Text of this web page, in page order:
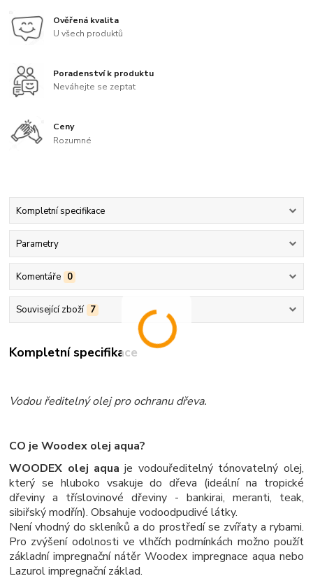
Ověřená kvalita
U všech produktů
Poradenství k produktu
Neváhejte se zeptat
Ceny
Rozumné
Kompletní specifikace
Parametry
Komentáře 0
Související zboží 7
Kompletní specifikace
Vodou ředitelný olej pro ochranu dřeva.
CO je Woodex olej aqua?
WOODEX olej aqua je vodouředitelný tónovatelný olej,
který se hluboko vsakuje do dřeva (ideální na tropické
dřeviny a tříslovinové dřeviny - bankirai, meranti, teak,
sibiřský modřín). Obsahuje vodoodpudivé látky.
Není vhodný do skleníků a do prostředí se zvířaty a rybami.
Pro zvýšení odolnosti ve vlhčích podmínkách možno použít
základní impregnační nátěr Woodex impregnace aqua nebo
Lazurol impregnační základ.